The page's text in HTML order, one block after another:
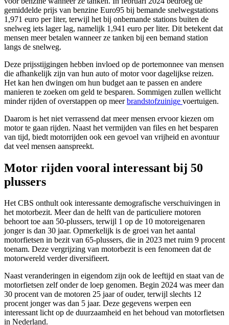
gemiddelde prijs van benzine Euro95 bij bemande snelwegstations
1,971 euro per liter, terwijl het bij onbemande stations buiten de
snelweg iets lager lag, namelijk 1,941 euro per liter. Dit betekent dat
mensen meer betalen wanneer ze tanken bij een bemand station
langs de snelweg.
Deze prijsstijgingen hebben invloed op de portemonnee van mensen
die afhankelijk zijn van hun auto of motor voor dagelijkse reizen.
Het kan hen dwingen om hun budget aan te passen en andere
manieren te zoeken om geld te besparen. Sommigen zullen wellicht
minder rijden of overstappen op meerbrandstofzuinige voertuigen.
Daarom is het niet verrassend dat meer mensen ervoor kiezen om
motor te gaan rijden. Naast het vermijden van files en het besparen
van tijd, biedt motorrijden ook een gevoel van vrijheid en avontuur
dat veel mensen aanspreekt.
Motor rijden vooral interessant bij 50
plussers
Het CBS onthult ook interessante demografische verschuivingen in
het motorbezit. Meer dan de helft van de particuliere motoren
behoort toe aan 50-plussers, terwijl 1 op de 10 motoreigenaren
jonger is dan 30 jaar. Opmerkelijk is de groei van het aantal
motorfietsen in bezit van 65-plussers, die in 2023 met ruim 9 procent
toenam. Deze vergrijzing van motorbezit is een fenomeen dat de
motorwereld verder diversifieert.
Naast veranderingen in eigendom zijn ook de leeftijd en staat van de
motorfietsen zelf onder de loep genomen. Begin 2024 was meer dan
30 procent van de motoren 25 jaar of ouder, terwijl slechts 12
procent jonger was dan 5 jaar. Deze gegevens werpen een
interessant licht op de duurzaamheid en het behoud van motorfietsen
in Nederland.